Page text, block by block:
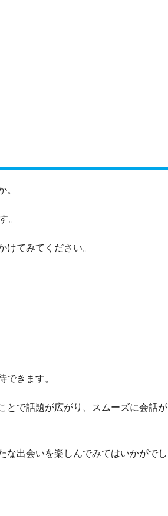
。
。
てみてください。
できます。
とで話題が広がり、スムーズに会話が
な出会いを楽しんでみてはいかがでし